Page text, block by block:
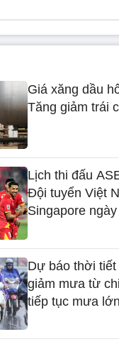
Giá xăng dầu
Tăng giảm trái
Lịch thi đấu
Đội tuyển Việt
Singapore
Dự báo thời
giảm mưa từ
tiếp tục mưa lớn